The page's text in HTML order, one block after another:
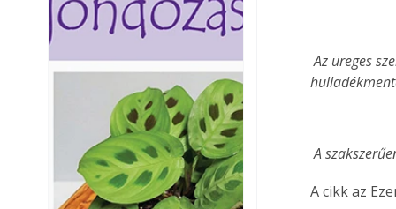
Az üreges szerkezetekhez kifejlesztett Supafil Cavity a gépesített technológiával hőhídmentesen,
A
A cikk az